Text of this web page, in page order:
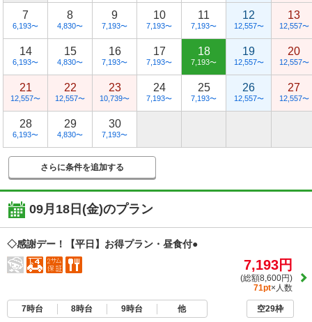
7
6,193〜
8
4,830〜
9
7,193〜
10
7,193〜
11
7,193〜
12
12,557〜
13
12,557〜
14
6,193〜
15
4,830〜
16
7,193〜
17
7,193〜
18
7,193〜
19
12,557〜
20
12,557〜
21
12,557〜
22
12,557〜
23
10,739〜
24
7,193〜
25
7,193〜
26
12,557〜
27
12,557〜
28
6,193〜
29
4,830〜
30
7,193〜
さらに条件を追加する
09月18日(金)のプラン
◇感謝デー！【平日】お得プラン・昼食付●
7,193円
(総額8,600円)
71pt×人数
7時台 8時台 9時台 他 空29枠